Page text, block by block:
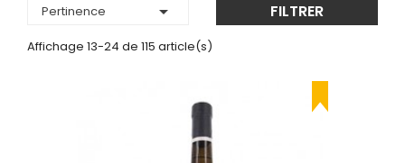
Pertinence  FILTRER
Affichage 13-24 de 115 article(s)